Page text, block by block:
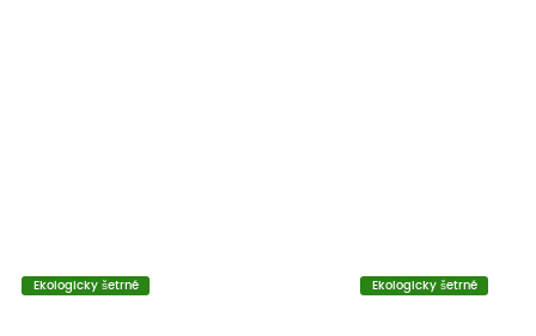
Ekologicky šetrné Ekologicky šetrné